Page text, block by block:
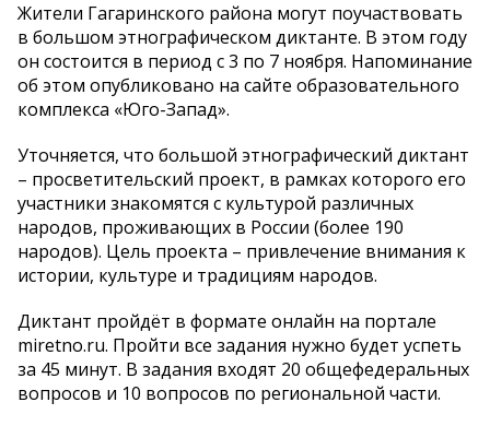
Жители Гагаринского района могут поучаствовать
в большом этнографическом диктанте. В этом году
он состоится в период с 3 по 7 ноября. Напоминание
об этом опубликовано на сайте образовательного
комплекса «Юго-Запад».
Уточняется, что большой этнографический диктант
– просветительский проект, в рамках которого его
участники знакомятся с культурой различных
народов, проживающих в России (более 190
народов). Цель проекта – привлечение внимания к
истории, культуре и традициям народов.
Диктант пройдёт в формате онлайн на портале
miretno.ru. Пройти все задания нужно будет успеть
за 45 минут. В задания входят 20 общефедеральных
вопросов и 10 вопросов по региональной части.